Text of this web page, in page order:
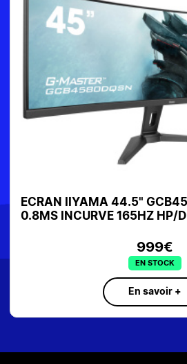
ECRAN IIYAMA 32"
100Hz 1 ms DP/HDMI/
EN
En